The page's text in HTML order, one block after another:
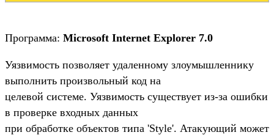
Программа: Microsoft Internet Explorer 7.0
Уязвимость позволяет удаленному злоумышленнику
выполнить произвольный код на
целевой системе. Уязвимость существует из-за ошибки
в проверке входных данных
при обработке объектов типа 'Style'. Атакующий может